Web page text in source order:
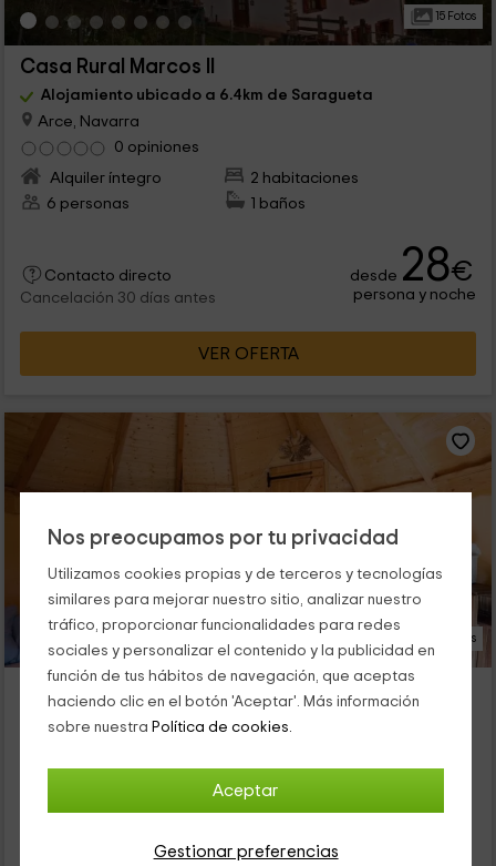
Nos preocupamos por tu privacidad
Utilizamos cookies propias y de terceros y tecnologías
similares para mejorar nuestro sitio, analizar nuestro
tráfico, proporcionar funcionalidades para redes
sociales y personalizar el contenido y la publicidad en
función de tus hábitos de navegación, que aceptas
haciendo clic en el botón 'Aceptar'. Más información
sobre nuestra Política de cookies.
Aceptar
Gestionar preferencias
15 Fotos
Casa Rural Marcos II
Alojamiento ubicado a 6.4km de Saragueta
Arce, Navarra
0 opiniones
Alquiler íntegro
2 habitaciones
6 personas
1 baños
Contacto directo
Cancelación 30 días antes
desde 28€
persona y noche
VER OFERTA
15 Fotos
0 opiniones
1 habitaciones